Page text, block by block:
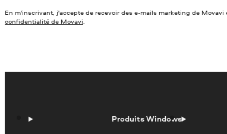
En m'inscrivant, j'accepte de recevoir des e-mails marketing de Movavi
confidentialité de Movavi.
Produits Windows